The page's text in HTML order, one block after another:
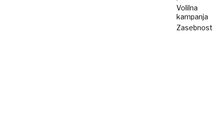
Volilna
kampanja
Zasebnost